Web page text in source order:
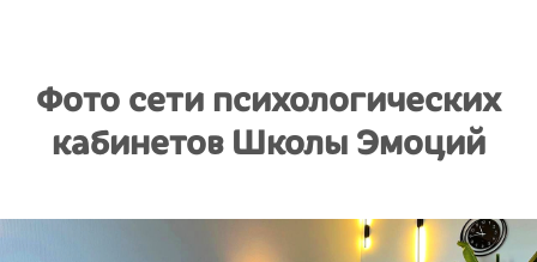
Фото сети психологических
кабинетов Школы Эмоций